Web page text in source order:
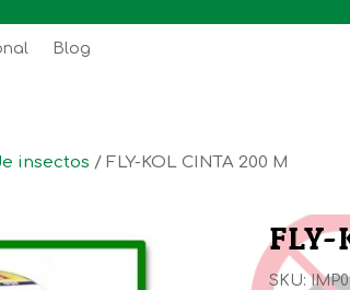
Blog
insectos / FLY-KOL CINTA 200 M
FLY-
SKU: